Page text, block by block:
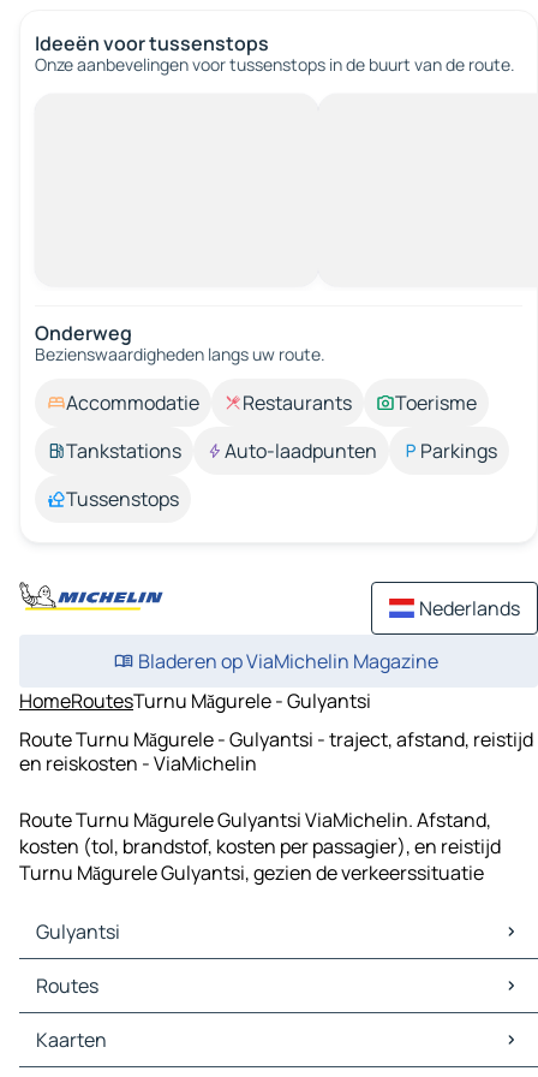
Ideeën voor tussenstops
Onze aanbevelingen voor tussenstops in de buurt van de route.
Onderweg
Bezienswaardigheden langs uw route.
Accommodatie Restaurants
Toerisme
Tankstations
Auto-laadpunten
Parkings
Tussenstops
Nederlands
Bladeren op ViaMichelin Magazine
HomeRoutesTurnu Măgurele - Gulyantsi
Route Turnu Măgurele - Gulyantsi - traject, afstand, reistijd
en reiskosten - ViaMichelin
Route Turnu Măgurele Gulyantsi ViaMichelin. Afstand,
kosten (tol, brandstof, kosten per passagier), en reistijd
Turnu Măgurele Gulyantsi, gezien de verkeerssituatie
Gulyantsi
Gulyantsi Kaarten
Gulyantsi Verkeer
Gulyantsi Hotels
Gulyantsi Restaurants
Routes
Routes Gulyantsi - Turnu Măgurele
Routes Gulyantsi - Islaz
Kaarten